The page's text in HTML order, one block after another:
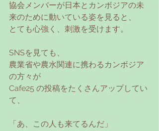
協会メンバーが日本とカンボジアの未
来のために動いている姿を見ると、
とても心強く、刺激を受けます。
SNSを見ても、
農業省や農水関連に携わるカンボジア
の方々が
Cafe25 の投稿をたくさんアップしてい
て、
「あ、この人も来てるんだ」